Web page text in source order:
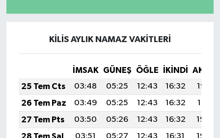
KİLİS AYLIK NAMAZ VAKITLERI
İMSAK GÜNEŞ ÖĞLE İKINDI
25 Tem Cts
03:48 05:25 12:43 16:32
19:52
26 Tem Paz
03:49 05:25 12:43 16:32
19:51
27 Tem Pts
03:50 05:26 12:43 16:32
19:50
28 Tem Sal
03:51 05:27 12:43 16:31
19:49